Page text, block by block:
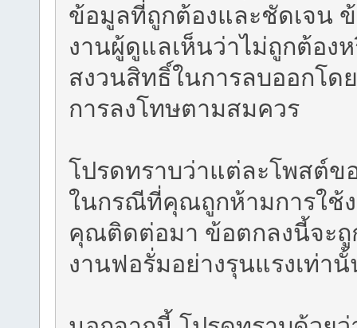
ข้อมูลที่ถูกต้องและชัดเจน
งานผู้ดูแลเห็นว่าไม่ถูกต้อง
สงวนสิทธิ์ในการลบออกโด
การลงโทษตามสมควร
โปรดทราบว่าแต่ละโพสต์ข
ในกรณีที่คุณถูกห้ามการใช้
คุณติดต่อมา ข้อตกลงนี้จะถู
งานฟอรั่มอย่างรุนแรงเท่า